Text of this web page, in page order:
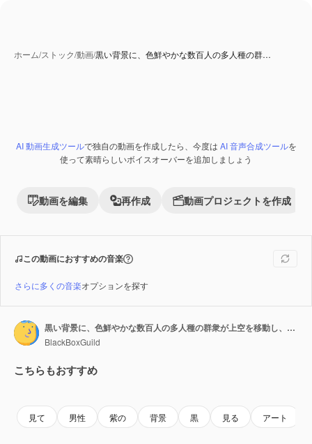
ホーム/ストック/動画/黒い背景に、色鮮やかな数百人の多人種の群…
Premium
AI 動画生成ツールで独自の動画を作成したら、今度は AI 音声合成ツールを
使って素晴らしいボイスオーバーを追加しましょう
動画を編集 再作成 動画プロジェクトを作成
この動画におすすめの音楽
さらに多くの音楽オプションを探す
黒い背景に、色鮮やかな数百人の多人種の群衆が上空を移動し、さらに群衆の中へ溶け込んでいくアニメーション。
BlackBoxGuild
こちらもおすすめ
見て 男性 紫の 背景 黒 見る アート